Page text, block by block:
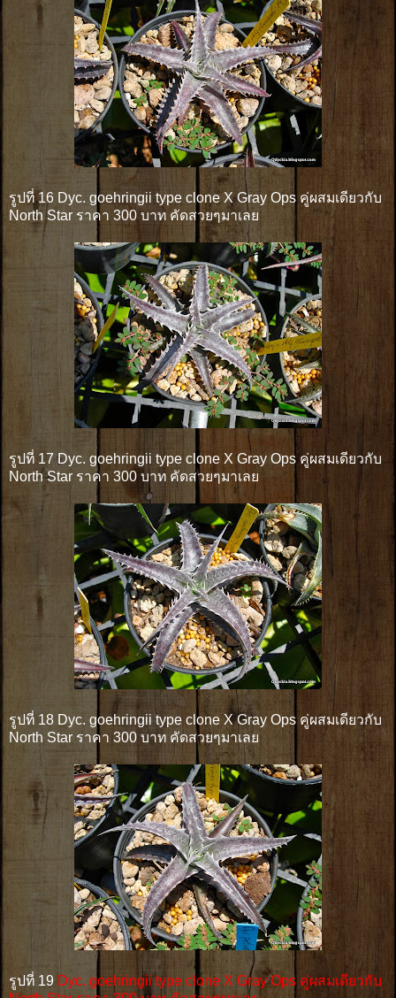
รูปที่ 16 Dyc. goehringii type clone X Gray Ops คู่ผสมเดียวกับ
North Star ราคา 300 บาท คัดสวยๆมาเลย
รูปที่ 17 Dyc. goehringii type clone X Gray Ops คู่ผสมเดียวกับ
North Star ราคา 300 บาท คัดสวยๆมาเลย
รูปที่ 18 Dyc. goehringii type clone X Gray Ops คู่ผสมเดียวกับ
North Star ราคา 300 บาท คัดสวยๆมาเลย
รูปที่ 19 Dyc. goehringii type clone X Gray Ops คู่ผสมเดียวกับ